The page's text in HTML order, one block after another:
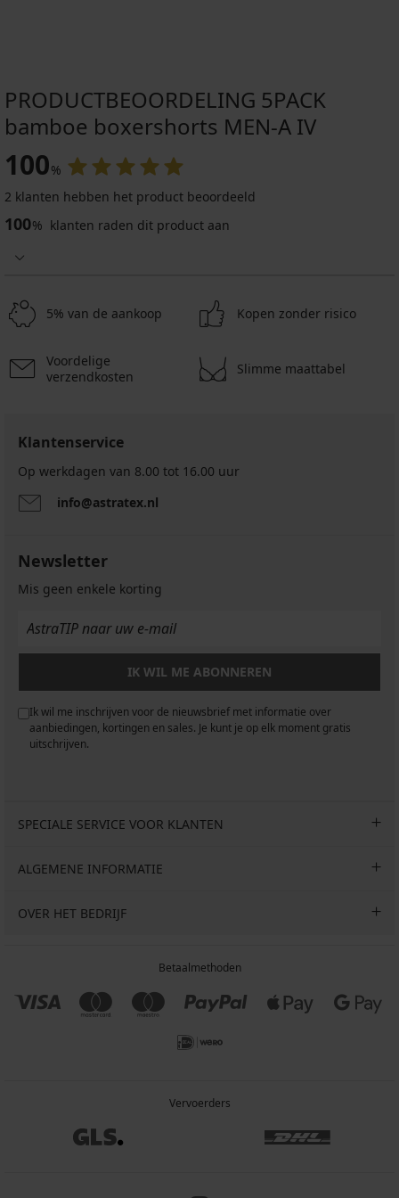
PRODUCTBEOORDELING 5PACK
bamboe boxershorts MEN-A IV
100%
2 klanten hebben het product beoordeeld
100% klanten raden dit product aan
5% van de aankoop Kopen zonder risico
Voordelige
verzendkosten
Slimme maattabel
Klantenservice
Op werkdagen van 8.00 tot 16.00 uur
info@astratex.nl
Newsletter
Mis geen enkele korting
IK WIL ME ABONNEREN
Ik wil me inschrijven voor de nieuwsbrief met informatie over
aanbiedingen, kortingen en sales. Je kunt je op elk moment gratis
uitschrijven.
SPECIALE SERVICE VOOR KLANTEN
ALGEMENE INFORMATIE
OVER HET BEDRIJF
Betaalmethoden
Vervoerders